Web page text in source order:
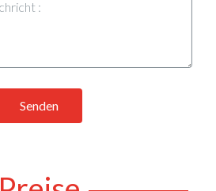
Senden